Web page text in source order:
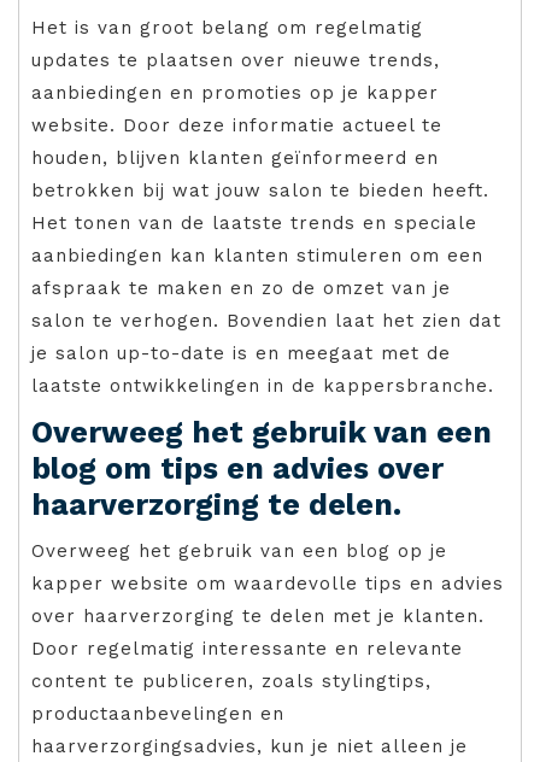
Het is van groot belang om regelmatig
updates te plaatsen over nieuwe trends,
aanbiedingen en promoties op je kapper
website. Door deze informatie actueel te
houden, blijven klanten geïnformeerd en
betrokken bij wat jouw salon te bieden heeft.
Het tonen van de laatste trends en speciale
aanbiedingen kan klanten stimuleren om een
afspraak te maken en zo de omzet van je
salon te verhogen. Bovendien laat het zien dat
je salon up-to-date is en meegaat met de
laatste ontwikkelingen in de kappersbranche.
Overweeg het gebruik van een
blog om tips en advies over
haarverzorging te delen.
Overweeg het gebruik van een blog op je
kapper website om waardevolle tips en advies
over haarverzorging te delen met je klanten.
Door regelmatig interessante en relevante
content te publiceren, zoals stylingtips,
productaanbevelingen en
haarverzorgingsadvies, kun je niet alleen je